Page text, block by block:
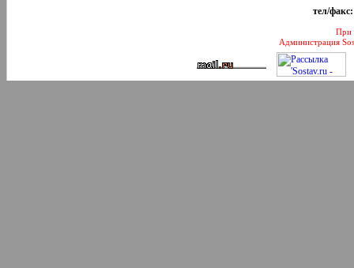
тел/факс:
При
Администрация